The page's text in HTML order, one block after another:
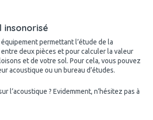
insonorisé
équipement permettant l’étude de la
deux pièces et pour calculer la valeur
et de votre sol. Pour cela, vous pouvez
acoustique ou un bureau d’études.
l’acoustique ? Evidemment, n’hésitez pas à